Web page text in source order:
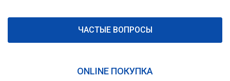
ЧАСТЫЕ ВОПРОСЫ
ONLINE ПОКУПКА